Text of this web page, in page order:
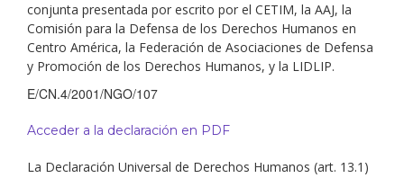
conjunta presentada por escrito por el CETIM, la AAJ, la
Comisión para la Defensa de los Derechos Humanos en
Centro América, la Federación de Asociaciones de Defensa
y Promoción de los Derechos Humanos, y la LIDLIP.
E/CN.4/2001/NGO/107
Acceder a la declaración en PDF
La Declaración Universal de Derechos Humanos (art. 13.1)